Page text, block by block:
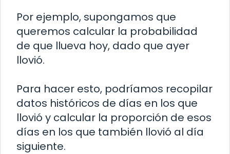
Por ejemplo, supongamos que
queremos calcular la probabilidad
de que llueva hoy, dado que ayer
llovió.
Para hacer esto, podríamos recopilar
datos históricos de días en los que
llovió y calcular la proporción de esos
días en los que también llovió al día
siguiente.